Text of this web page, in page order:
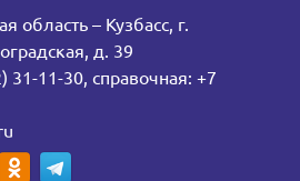
область – Кузбасс, г.
д. 39
31-11-30, справочная: +7